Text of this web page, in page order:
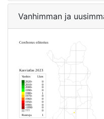
Vanhimman ja